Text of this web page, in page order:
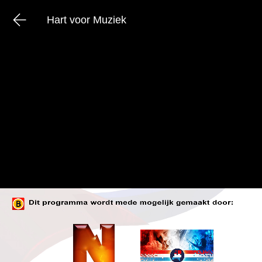
Hart voor Muziek